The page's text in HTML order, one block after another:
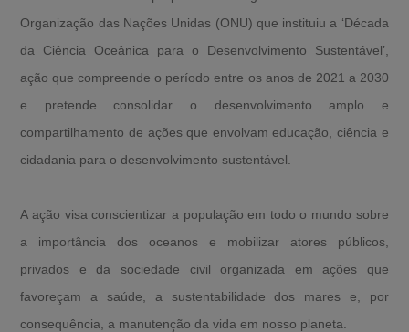
Organização das Nações Unidas (ONU) que instituiu a ‘Década
da Ciência Oceânica para o Desenvolvimento Sustentável’,
ação que compreende o período entre os anos de 2021 a 2030
e pretende consolidar o desenvolvimento amplo e
compartilhamento de ações que envolvam educação, ciência e
cidadania para o desenvolvimento sustentável.
A ação visa conscientizar a população em todo o mundo sobre
a importância dos oceanos e mobilizar atores públicos,
privados e da sociedade civil organizada em ações que
favoreçam a saúde, a sustentabilidade dos mares e, por
consequência, a manutenção da vida em nosso planeta.